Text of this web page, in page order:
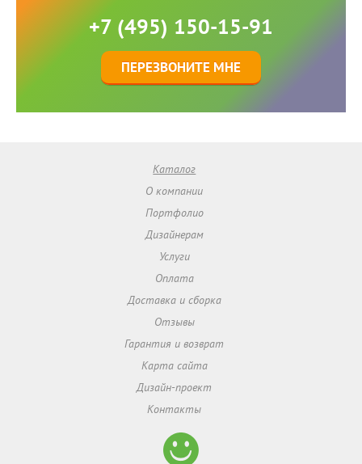
+7 (495) 150-15-91
ПЕРЕЗВОНИТЕ МНЕ
Каталог
О компании
Портфолио
Дизайнерам
Услуги
Оплата
Доставка и сборка
Отзывы
Гарантия и возврат
Карта сайта
Дизайн-проект
Контакты